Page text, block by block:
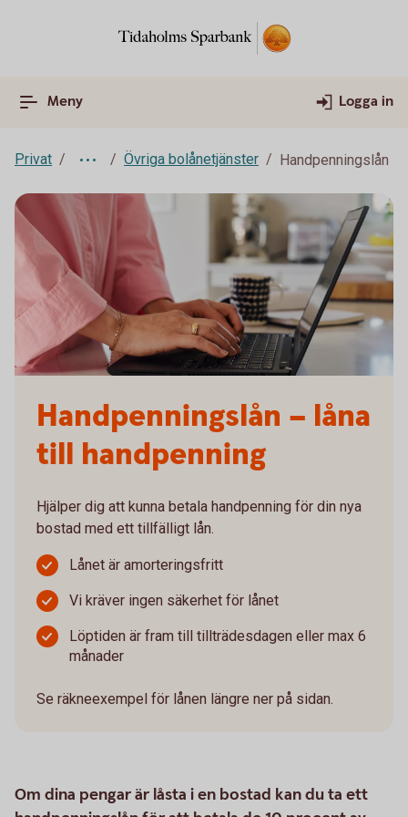
Meny Logga in
Privat Övriga bolånetjänster Handpenningslån
Handpenningslån – låna
till handpenning
Hjälper dig att kunna betala handpenning för din nya
bostad med ett tillfälligt lån.
Lånet är amorteringsfritt
Vi kräver ingen säkerhet för lånet
Löptiden är fram till tillträdesdagen eller max 6
månader
Se räkneexempel för lånen längre ner på sidan.
Om dina pengar är låsta i en bostad kan du ta ett